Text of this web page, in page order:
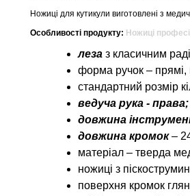
Ножиці для кутикули виготовлені з
Особливості продукту: Ножиці
леза з класичним
форма ручок – прямі,
стандартний розмір
ведуча рука - права;
довжина
довжина кромок–
матеріал – тверда
ножиці з
поверхня кромок